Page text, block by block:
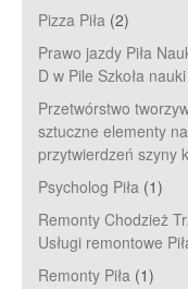
Pizza Piła (2)
Prawo jazdy Piła
D‎ w Pile Szkoła
Przetwórstwo
sztuczne elementy
przytwierdzeń szyny
Psycholog Piła (1)
Remonty Chodzież
Usługi remontowe
Remonty Piła (1)